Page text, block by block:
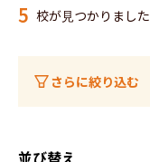
5 校が見つかりました
さらに絞り込む
並び替え